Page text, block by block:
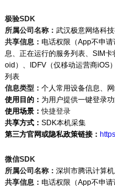
极验SDK
所属公司名称： 武汉极意网络科技
共享信息： 电话权限（App不申
息、正在运行的服务列表、SIM
oid）、IDFV（仅移动运营商iOS
列表
信息类型： 个人常用设备信息、
使用目的： 为用户提供一键登录
使用场景：快捷登录
共享方式： SDK本机采集
第三方官网或隐私政策链接：
微信SDK
所属公司名称： 深圳市腾讯计算
共享信息： 电话权限（App不申